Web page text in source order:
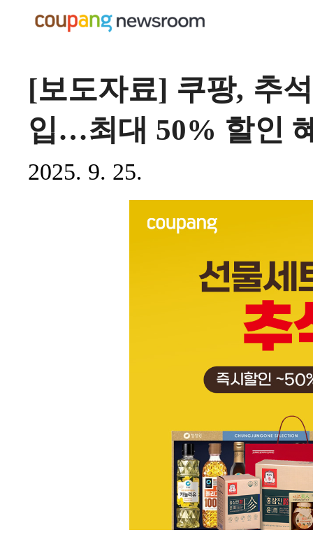
[보도자료] 쿠팡, 추
입…최대 50% 할인
2025. 9. 25.